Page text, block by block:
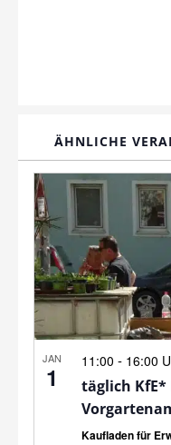
ÄHNLICHE
JAN
1
11:00 - 16:00
täglich KfE*
Kaufladen für